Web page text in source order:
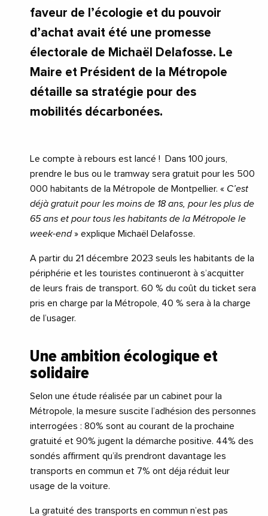
faveur de l’écologie et du pouvoir
d’achat avait été une promesse
électorale de Michaël Delafosse. Le
Maire et Président de la Métropole
détaille sa stratégie pour des
mobilités décarbonées.
Le compte à rebours est lancé ! Dans 100 jours,
prendre le bus ou le tramway sera gratuit pour les 500
000 habitants de la Métropole de Montpellier. « C’est
déjà gratuit pour les moins de 18 ans, pour les plus de
65 ans et pour tous les habitants de la Métropole le
week-end» explique Michaël Delafosse.
A partir du 21 décembre 2023 seuls les habitants de la
périphérie et les touristes continueront à s’acquitter
de leurs frais de transport. 60 % du coût du ticket sera
pris en charge par la Métropole, 40 % sera à la charge
de l’usager.
Une ambition écologique et
solidaire
Selon une étude réalisée par un cabinet pour la
Métropole, la mesure suscite l’adhésion des personnes
interrogées : 80% sont au courant de la prochaine
gratuité et 90% jugent la démarche positive. 44% des
sondés affirment qu’ils prendront davantage les
transports en commun et 7% ont déja réduit leur
usage de la voiture.
La gratuité des transports en commun n’est pas